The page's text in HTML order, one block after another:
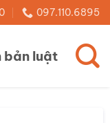
097.110.6895
bản luật